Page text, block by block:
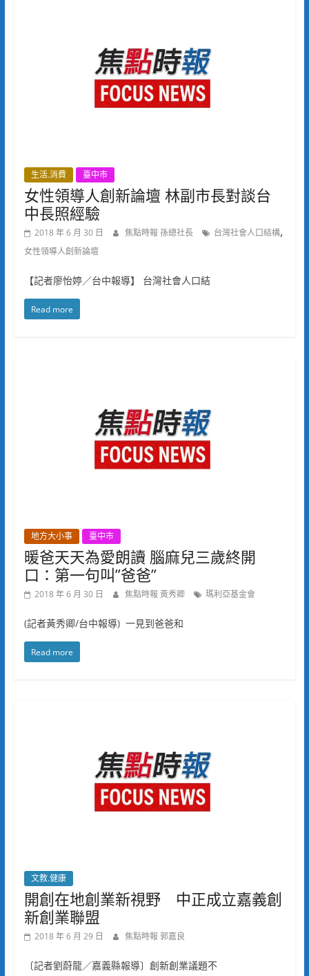
生活.消費 臺中市
女性領導人創新論壇 林副市長對談台
中長照經驗
2018 年 6 月 30 日 焦點時報 孫總社長 台灣社會人口結構,
女性領導人創新論壇
【記者廖怡婷／台中報導】 台灣社會人口結
Read more
地方大小事 臺中市
暖爸天天為愛朗讀 腦麻兒三歲終開
口：第一句叫”爸爸”
2018 年 6 月 30 日 焦點時報 黃秀卿 瑪利亞基金會
(記者黃秀卿/台中報導) 一見到爸爸和
Read more
文教.健康
開創在地創業新視野 中正成立嘉義創
新創業聯盟
2018 年 6 月 29 日 焦點時報 郭嘉良
〔記者劉蔚龍／嘉義縣報導〕創新創業議題不